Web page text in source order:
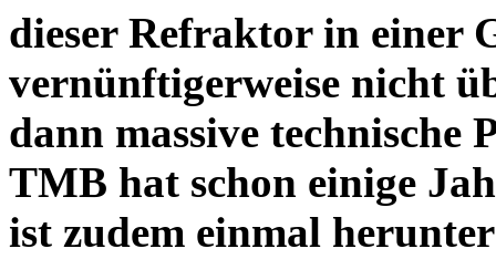
dieser Refraktor in einer
vernünftigerweise nicht
dann massive technische
TMB hat schon einige
ist zudem einmal